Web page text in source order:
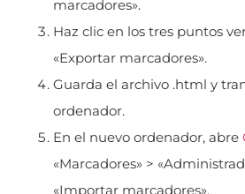
marcadores».
Haz clic en los tres puntos
«Exportar marcadores».
Guarda el archivo .html y
ordenador.
En el nuevo ordenador, abre
«Marcadores» >
«Importar marcadores».